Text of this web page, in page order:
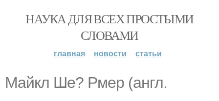
НАУКА ДЛЯ ВСЕХ ПРОСТЫМИ
СЛОВАМИ
главная новости статьи
Mайкл Шe? Рмер (англ.